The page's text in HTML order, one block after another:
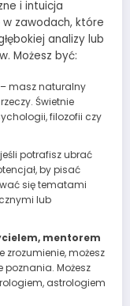
i intuicja
w zawodach, które
analizy lub
Możesz być:
– masz naturalny
Świetnie
filozofii czy
potrafisz ubrać
by pisać
się tematami
lub
mentorem
zrozumienie, możesz
Możesz
astrologiem